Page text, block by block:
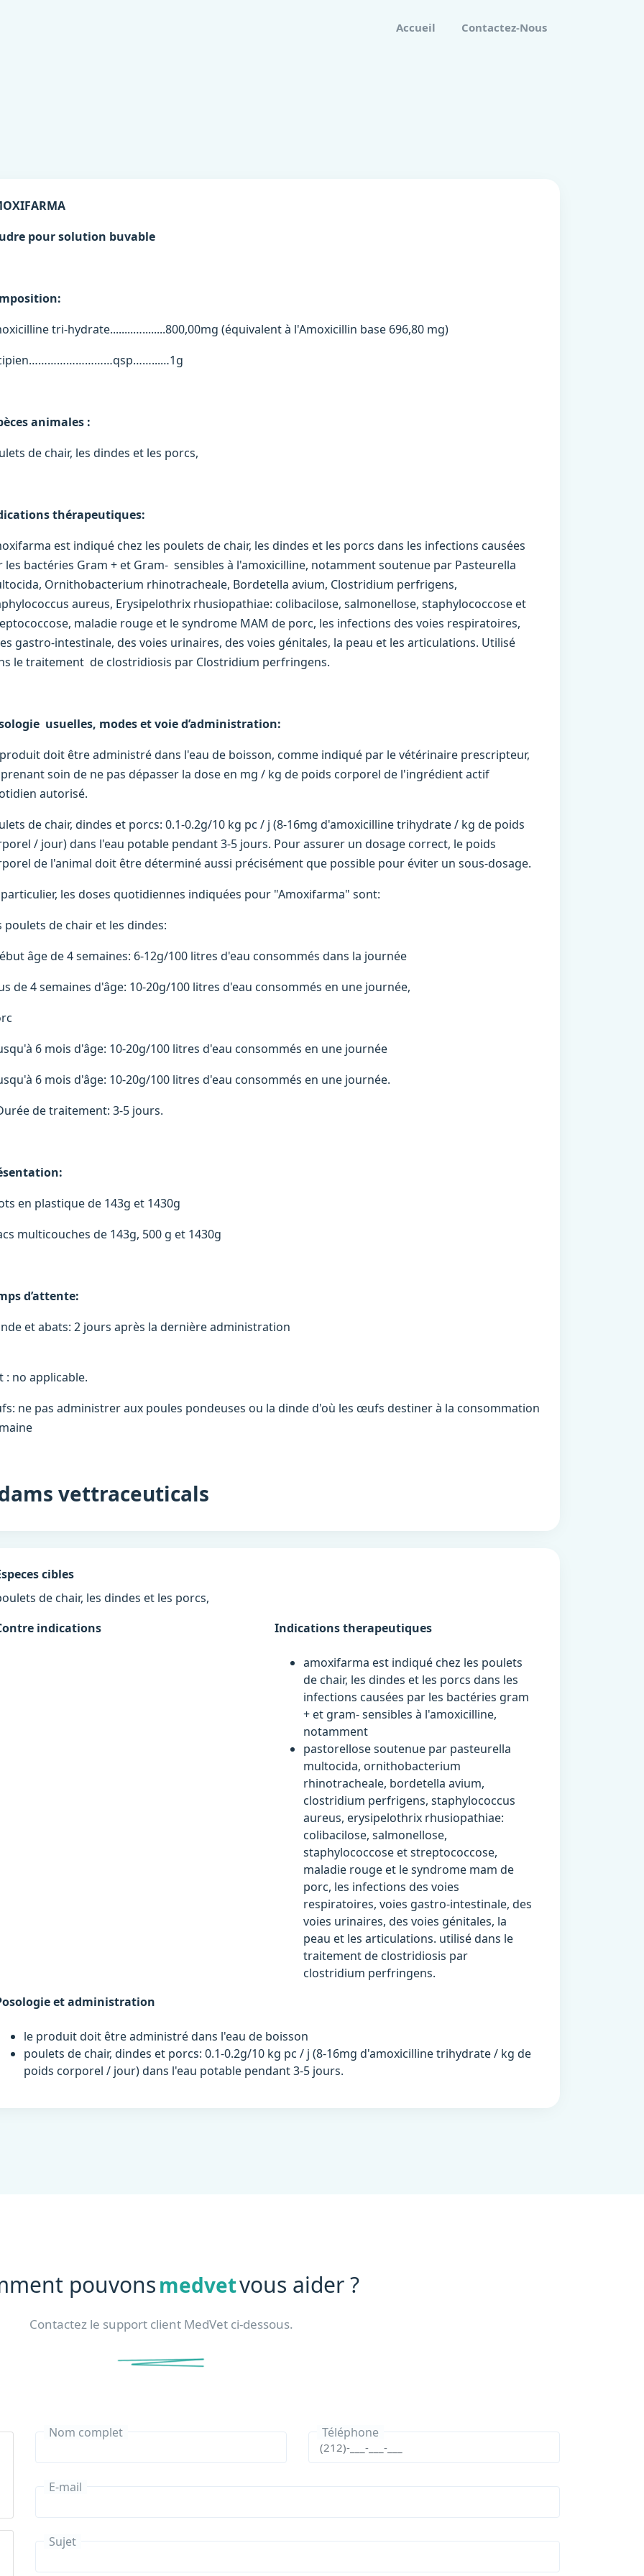
Accueil Contactez-Nous
pour solution buvable
tri-hydrate........…........800,00mg (équivalent à l'Amoxicillin base 696,80 mg)
animales :
de chair, les dindes et les porcs,
thérapeutiques:
est indiqué chez les poulets de chair, les dindes et les porcs dans les infections causées
les bactéries Gram + et Gram- sensibles à l'amoxicilline, notamment soutenue par Pasteurella
Ornithobacterium rhinotracheale, Bordetella avium, Clostridium perfrigens,
aureus, Erysipelothrix rhusiopathiae: colibacilose, salmonellose, staphylococcose et
maladie rouge et le syndrome MAM de porc, les infections des voies respiratoires,
gastro-intestinale, des voies urinaires, des voies génitales, la peau et les articulations. Utilisé
le traitement de clostridiosis par Clostridium perfringens.
usuelles, modes et voie d’administration:
doit être administré dans l'eau de boisson, comme indiqué par le vétérinaire prescripteur,
soin de ne pas dépasser la dose en mg / kg de poids corporel de l'ingrédient actif
autorisé.
de chair, dindes et porcs: 0.1-0.2g/10 kg pc / j (8-16mg d'amoxicilline trihydrate / kg de poids
/ jour) dans l'eau potable pendant 3-5 jours. Pour assurer un dosage correct, le poids
de l'animal doit être déterminé aussi précisément que possible pour éviter un sous-dosage.
particulier, les doses quotidiennes indiquées pour "Amoxifarma" sont:
poulets de chair et les dindes:
âge de 4 semaines: 6-12g/100 litres d'eau consommés dans la journée
de 4 semaines d'âge: 10-20g/100 litres d'eau consommés en une journée,
6 mois d'âge: 10-20g/100 litres d'eau consommés en une journée
6 mois d'âge: 10-20g/100 litres d'eau consommés en une journée.
de traitement: 3-5 jours.
en plastique de 143g et 1430g
multicouches de 143g, 500 g et 1430g
d’attente:
et abats: 2 jours après la dernière administration
: no applicable.
ne pas administrer aux poules pondeuses ou la dinde d'où les œufs destiner à la consommation
vettraceuticals
cibles
de chair, les dindes et les porcs,
indications
Indications therapeutiques
amoxifarma est indiqué chez les poulets
de chair, les dindes et les porcs dans les
infections causées par les bactéries gram
+ et gram- sensibles à l'amoxicilline,
notamment
pastorellose soutenue par pasteurella
multocida, ornithobacterium
rhinotracheale, bordetella avium,
clostridium perfrigens, staphylococcus
aureus, erysipelothrix rhusiopathiae:
colibacilose, salmonellose,
staphylococcose et streptococcose,
maladie rouge et le syndrome mam de
porc, les infections des voies
respiratoires, voies gastro-intestinale, des
voies urinaires, des voies génitales, la
peau et les articulations. utilisé dans le
traitement de clostridiosis par
clostridium perfringens.
et administration
le produit doit être administré dans l'eau de boisson
poulets de chair, dindes et porcs: 0.1-0.2g/10 kg pc / j (8-16mg d'amoxicilline trihydrate / kg de
poids corporel / jour) dans l'eau potable pendant 3-5 jours.
pouvonsmedvetvous aider ?
Contactez le support client MedVet ci-dessous.
Nom complet Téléphone
E-mail
Sujet